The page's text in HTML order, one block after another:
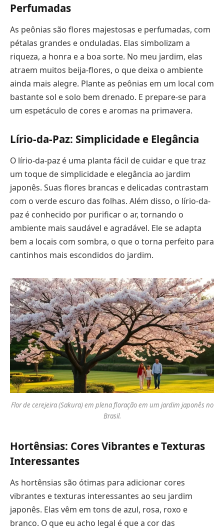
Perfumadas
As peônias são flores majestosas e perfumadas, com
pétalas grandes e onduladas. Elas simbolizam a
riqueza, a honra e a boa sorte. No meu jardim, elas
atraem muitos beija-flores, o que deixa o ambiente
ainda mais alegre. Plante as peônias em um local com
bastante sol e solo bem drenado. E prepare-se para
um espetáculo de cores e aromas na primavera.
Lírio-da-Paz: Simplicidade e Elegância
O lírio-da-paz é uma planta fácil de cuidar e que traz
um toque de simplicidade e elegância ao jardim
japonês. Suas flores brancas e delicadas contrastam
com o verde escuro das folhas. Além disso, o lírio-da-
paz é conhecido por purificar o ar, tornando o
ambiente mais saudável e agradável. Ele se adapta
bem a locais com sombra, o que o torna perfeito para
cantinhos mais escondidos do jardim.
Flor de cerejeira (Sakura) em plena floração em um jardim japonês no
Brasil.
Hortênsias: Cores Vibrantes e Texturas
Interessantes
As hortênsias são ótimas para adicionar cores
vibrantes e texturas interessantes ao seu jardim
japonês. Elas vêm em tons de azul, rosa, roxo e
branco. O que eu acho legal é que a cor das